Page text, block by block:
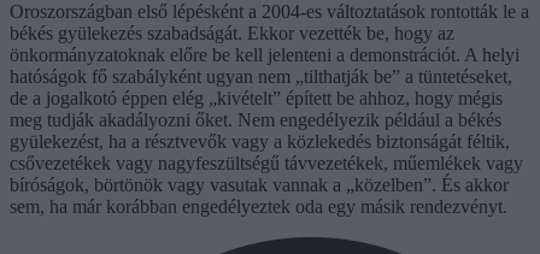
Oroszországban első lépésként a 2004-es változtatások rontották le a
békés gyülekezés szabadságát. Ekkor vezették be, hogy az
önkormányzatoknak előre be kell jelenteni a demonstrációt. A helyi
hatóságok fő szabályként ugyan nem „tilthatják be” a tüntetéseket,
de a jogalkotó éppen elég „kivételt” épített be ahhoz, hogy mégis
meg tudják akadályozni őket. Nem engedélyezik például a békés
gyülekezést, ha a résztvevők vagy a közlekedés biztonságát féltik,
csővezetékek vagy nagyfeszültségű távvezetékek, műemlékek vagy
bíróságok, börtönök vagy vasutak vannak a „közelben”. És akkor
sem, ha már korábban engedélyeztek oda egy másik rendezvényt.